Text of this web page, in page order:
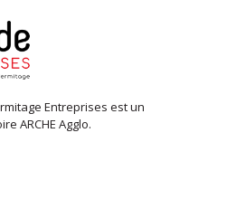
Entreprises est un
ARCHE Agglo.